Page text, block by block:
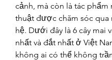
cảnh, mà còn là tác phẩm
thuật được chăm sóc qua
hệ. Dưới đây là 6 cây mai
nhất và đắt nhất ở Việt
không ai có thể không